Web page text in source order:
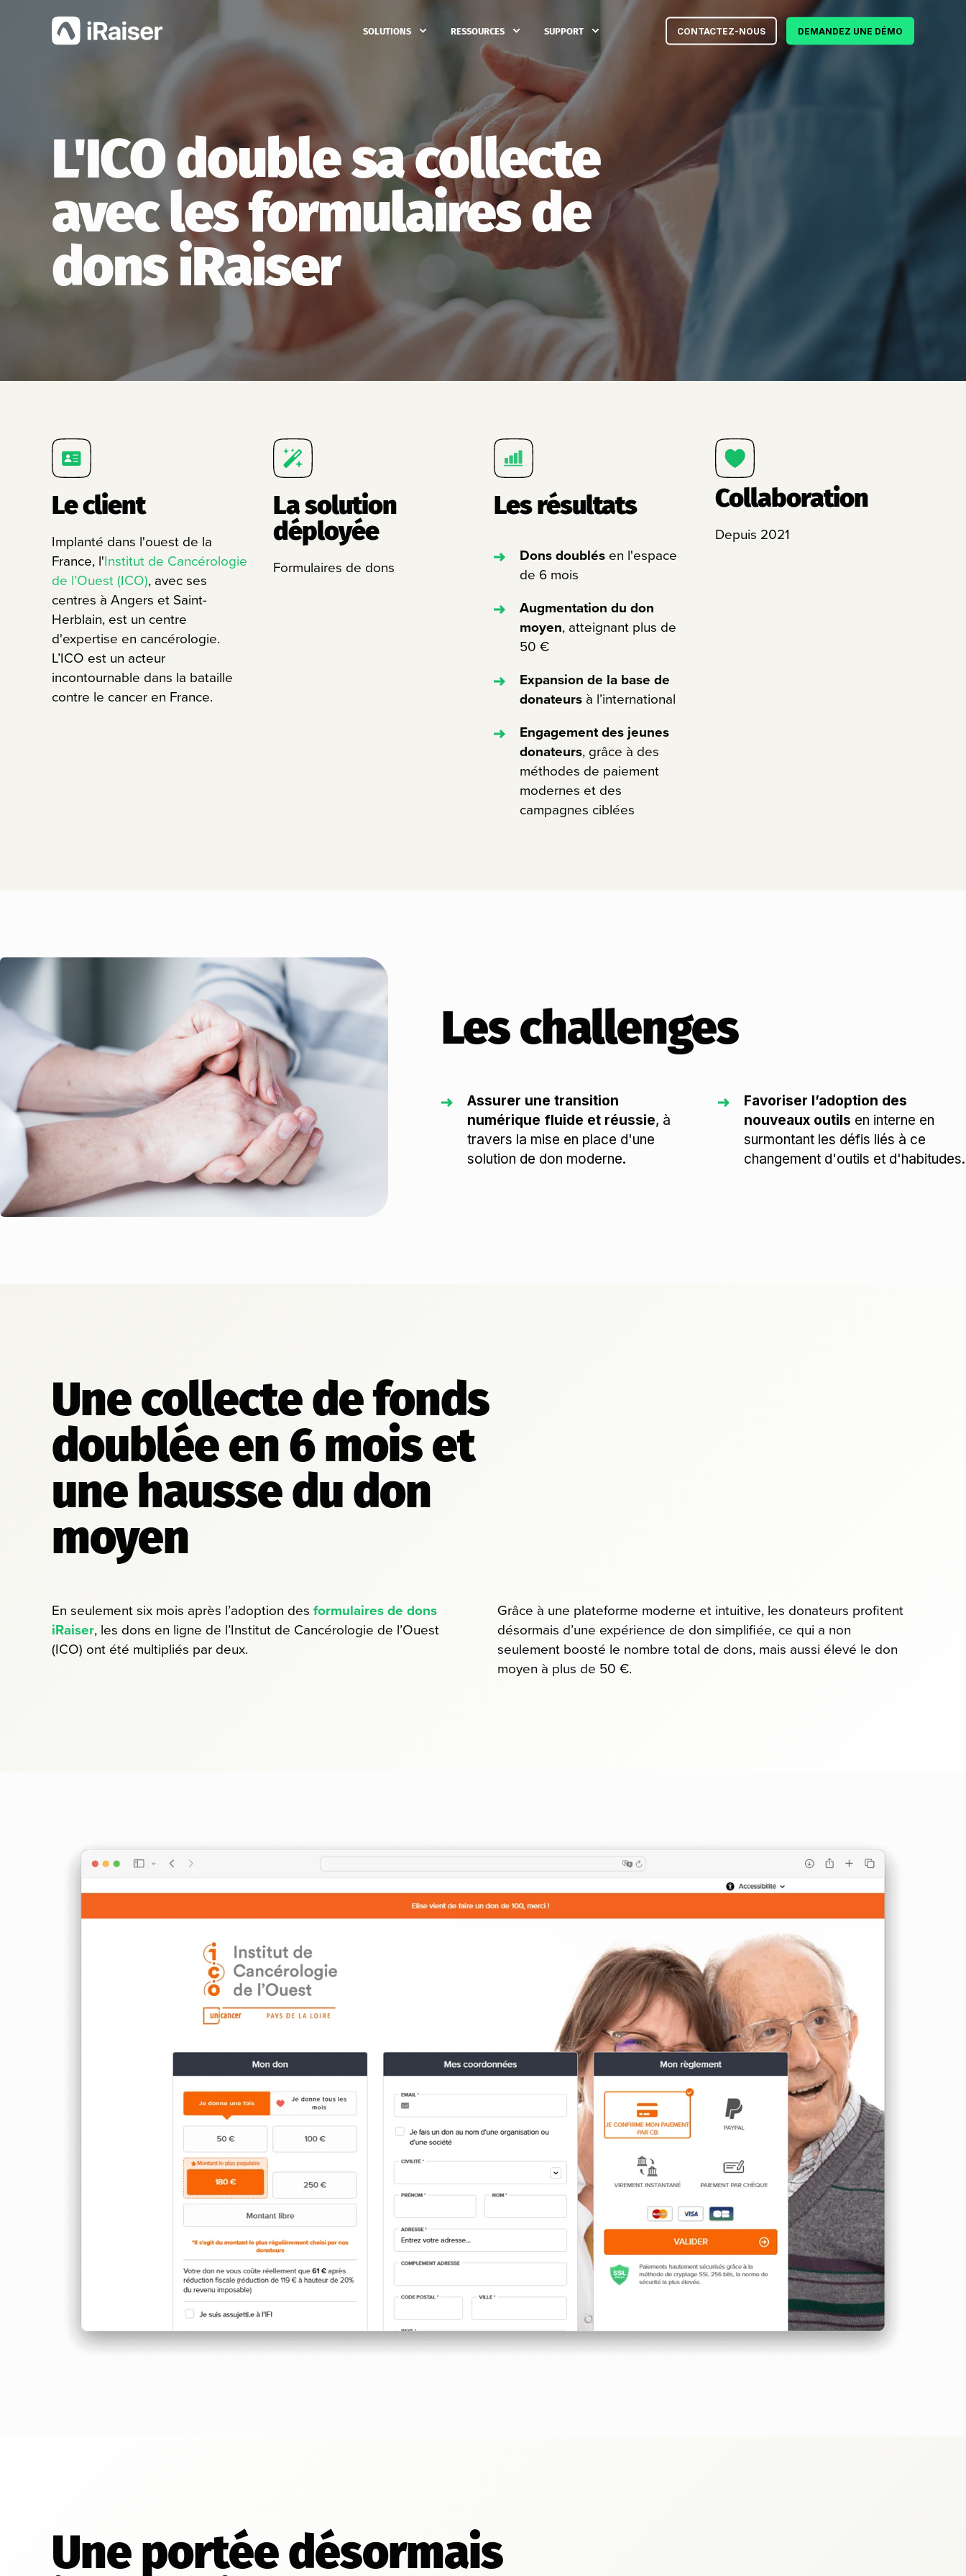
SOLUTIONS RESSOURCES SUPPORT CONTACTEZ-NOUS DEMANDEZ UNE DÉMO
L'ICO double sa collecte
avec les formulaires de
dons iRaiser
Le client
Implanté dans l'ouest de la
France, l'Institut de Cancérologie
de l’Ouest (ICO), avec ses
centres à Angers et Saint-
Herblain, est un centre
d'expertise en cancérologie.
L’ICO est un acteur
incontournable dans la bataille
contre le cancer en France.
La solution
déployée
Formulaires de dons
Les résultats
Dons doublés en l'espace
de 6 mois
Augmentation du don
moyen, atteignant plus de
50 €
Expansion de la base de
donateurs à l’international
Engagement des jeunes
donateurs, grâce à des
méthodes de paiement
modernes et des
campagnes ciblées
Collaboration
Depuis 2021
Les challenges
Assurer une transition
numérique fluide et réussie, à
travers la mise en place d'une
solution de don moderne.
Favoriser l’adoption des
nouveaux outils en interne en
surmontant les défis liés à ce
changement d'outils et d'habitudes.
Une collecte de fonds
doublée en 6 mois et
une hausse du don
moyen
En seulement six mois après l’adoption des formulaires de dons
iRaiser, les dons en ligne de l’Institut de Cancérologie de l’Ouest
(ICO) ont été multipliés par deux.
Grâce à une plateforme moderne et intuitive, les donateurs profitent
désormais d’une expérience de don simplifiée, ce qui a non
seulement boosté le nombre total de dons, mais aussi élevé le don
moyen à plus de 50 €.
Une portée désormais